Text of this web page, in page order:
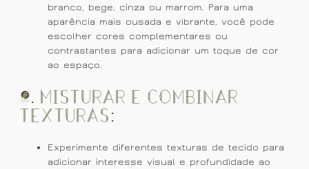
branco, bege, cinza ou marrom. Para uma
aparência mais ousada e vibrante, você pode
escolher cores complementares ou
contrastantes para adicionar um toque de cor
ao espaço.
2. Misturar e Combinar
Texturas:
Experimente diferentes texturas de tecido para
adicionar interesse visual e profundidade ao